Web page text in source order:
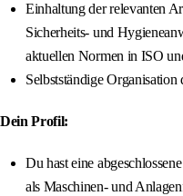
Einhaltung der relevanten
Sicherheits- und
aktuellen Normen in ISO
Selbstständige
Dein Profil:
Du hast eine
als Maschinen- und